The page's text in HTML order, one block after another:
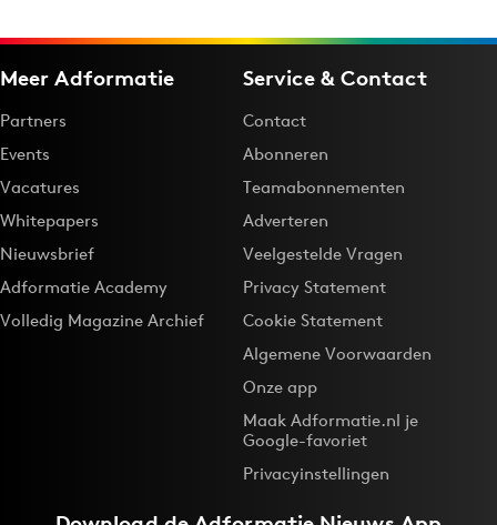
Meer Adformatie
Partners
Events
Vacatures
Whitepapers
Nieuwsbrief
Adformatie Academy
Volledig Magazine Archief
Service & Contact
Contact
Abonneren
Teamabonnementen
Adverteren
Veelgestelde Vragen
Privacy Statement
Cookie Statement
Algemene Voorwaarden
Onze app
Maak Adformatie.nl je
Google-favoriet
Privacyinstellingen